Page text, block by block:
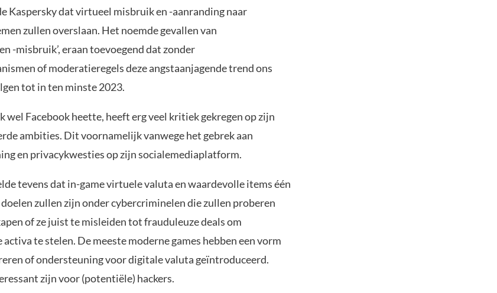
Kaspersky dat virtueel misbruik en -aanranding naar
zullen overslaan. Het noemde gevallen van
-misbruik’, eraan toevoegend dat zonder
of moderatieregels deze angstaanjagende trend ons
tot in ten minste 2023.
wel Facebook heette, heeft erg veel kritiek gekregen op zijn
ambities. Dit voornamelijk vanwege het gebrek aan
en privacykwesties op zijn socialemediaplatform.
tevens dat in-game virtuele valuta en waardevolle items één
zullen zijn onder cybercriminelen die zullen proberen
of ze juist te misleiden tot frauduleuze deals om
te stelen. De meeste moderne games hebben een vorm
of ondersteuning voor digitale valuta geïntroduceerd.
zijn voor (potentiële) hackers.